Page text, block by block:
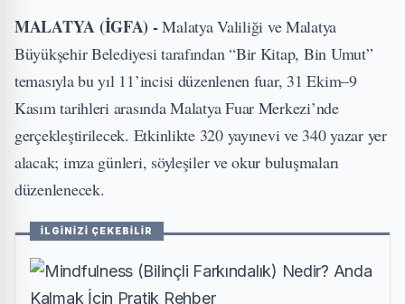
MALATYA (İGFA) -Malatya Valiliği ve Malatya
Büyükşehir Belediyesi tarafından “Bir Kitap, Bin Umut”
temasıyla bu yıl 11’incisi düzenlenen fuar, 31 Ekim–9
Kasım tarihleri arasında Malatya Fuar Merkezi’nde
gerçekleştirilecek. Etkinlikte 320 yayınevi ve 340 yazar yer
alacak; imza günleri, söyleşiler ve okur buluşmaları
düzenlenecek.
İLGİNİZİ ÇEKEBİLİR